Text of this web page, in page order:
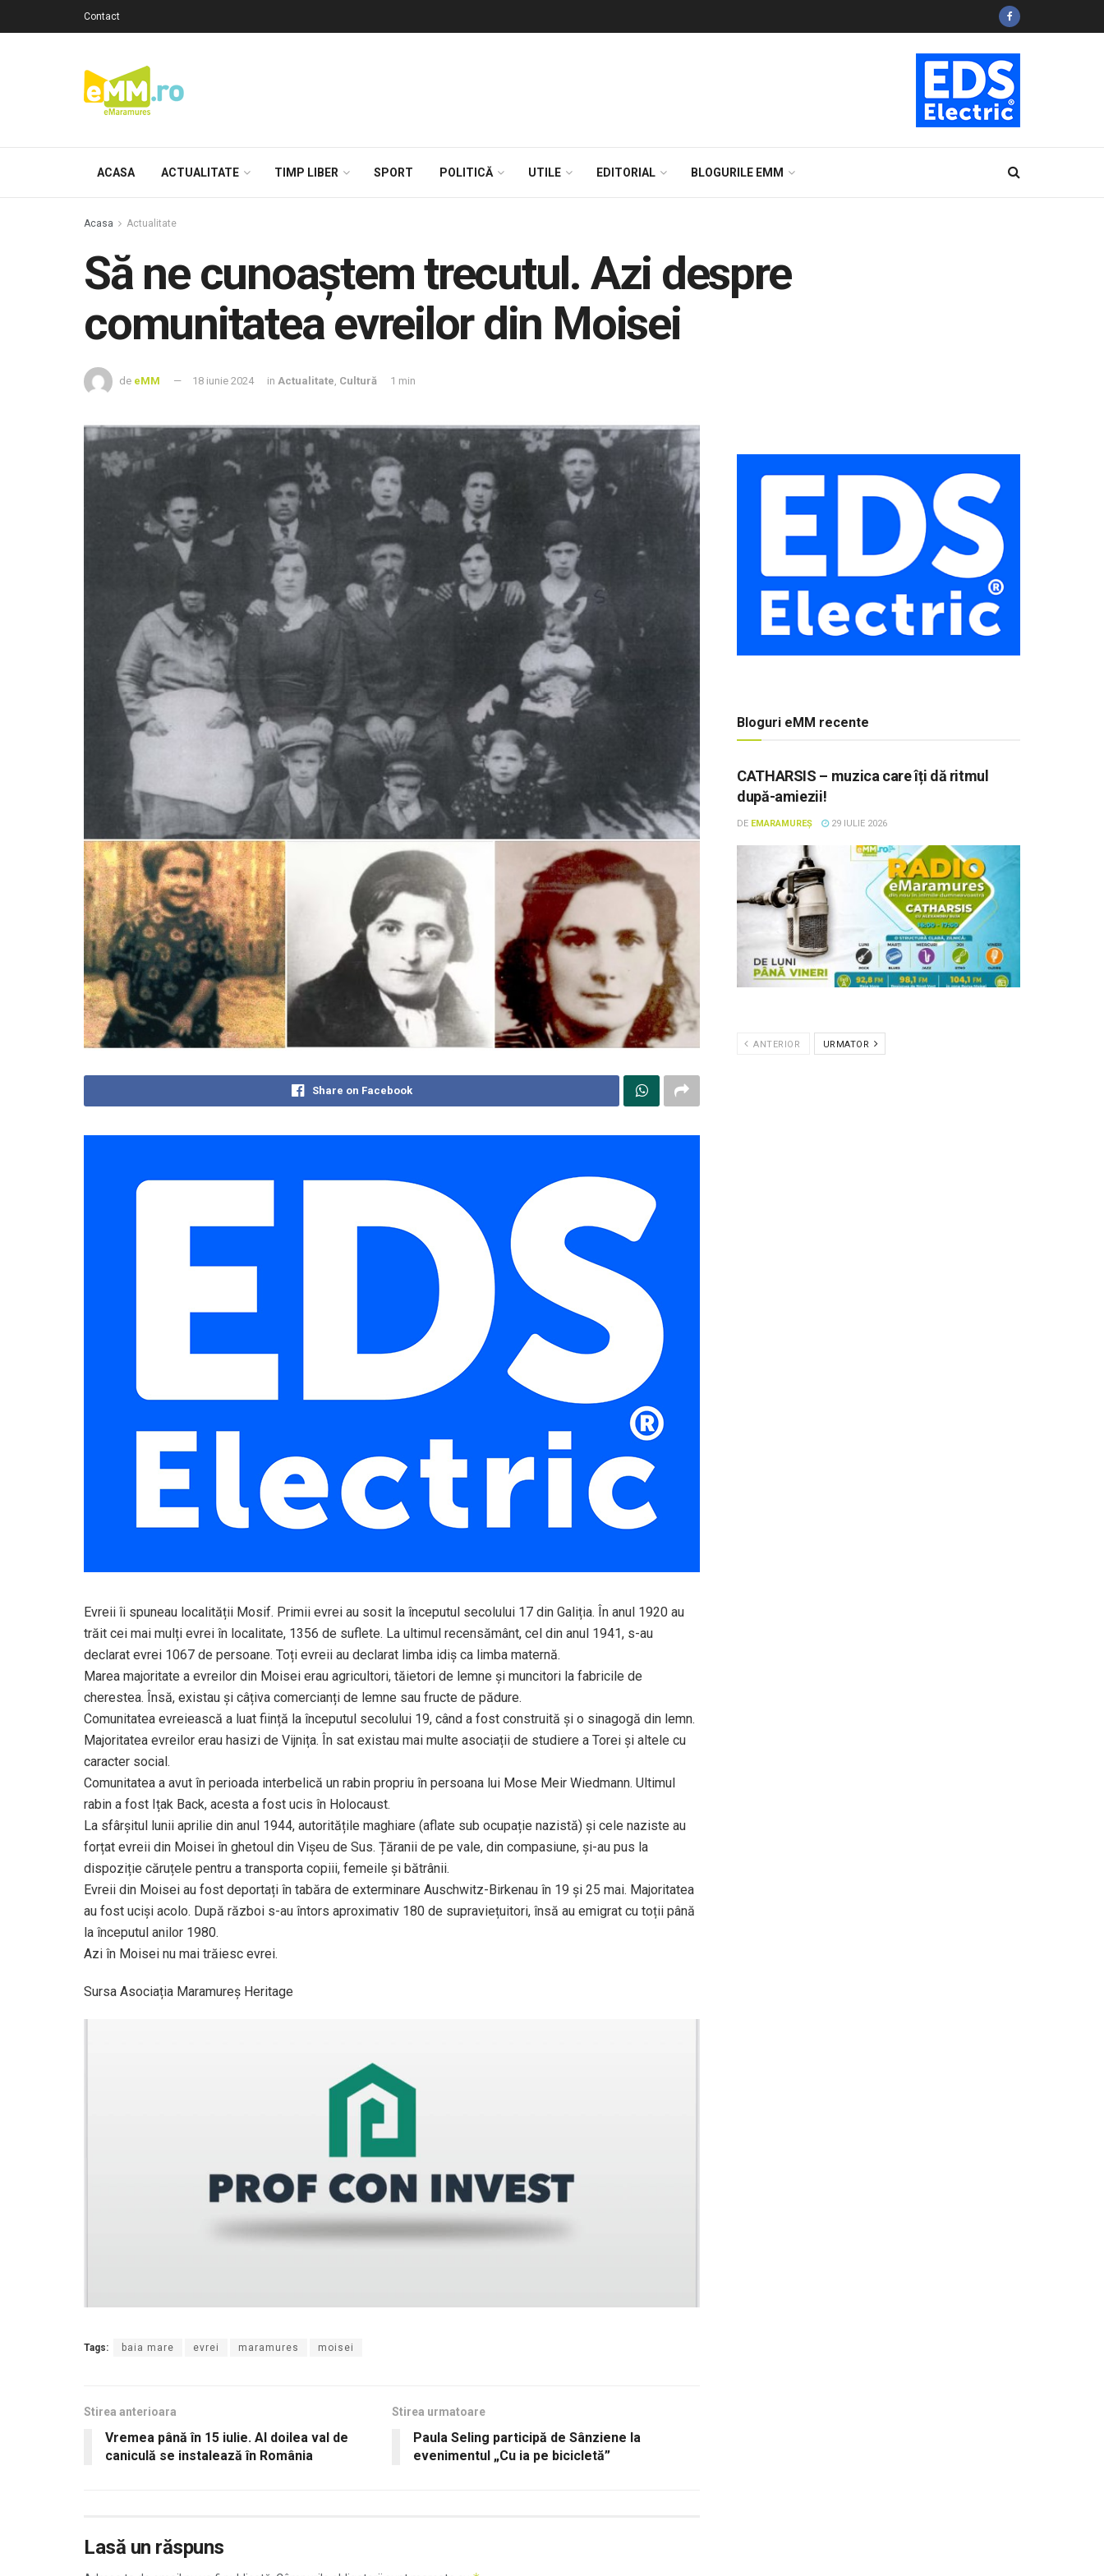
Contact
ACASA ACTUALITATE TIMP LIBER SPORT POLITICĂ UTILE EDITORIAL BLOGURILE EMM
Acasa Actualitate
Să ne cunoaştem trecutul. Azi despre
comunitatea evreilor din Moisei
de eMM 18 iunie 2024 in Actualitate, Cultură 1 min
Share on Facebook
Evreii îi spuneau localității Mosif. Primii evrei au sosit la începutul secolului 17 din Galiția. În anul 1920 au
trăit cei mai mulți evrei în localitate, 1356 de suflete. La ultimul recensământ, cel din anul 1941, s-au
declarat evrei 1067 de persoane. Toți evreii au declarat limba idiș ca limba maternă.
Marea majoritate a evreilor din Moisei erau agricultori, tăietori de lemne și muncitori la fabricile de
cherestea. Însă, existau și câțiva comercianți de lemne sau fructe de pădure.
Comunitatea evreiească a luat ființă la începutul secolului 19, când a fost construită și o sinagogă din lemn.
Majoritatea evreilor erau hasizi de Vijnița. În sat existau mai multe asociații de studiere a Torei și altele cu
caracter social.
Comunitatea a avut în perioada interbelică un rabin propriu în persoana lui Mose Meir Wiedmann. Ultimul
rabin a fost Ițak Back, acesta a fost ucis în Holocaust.
La sfârșitul lunii aprilie din anul 1944, autoritățile maghiare (aflate sub ocupație nazistă) și cele naziste au
forțat evreii din Moisei în ghetoul din Vișeu de Sus. Țăranii de pe vale, din compasiune, și-au pus la
dispoziție căruțele pentru a transporta copiii, femeile și bătrânii.
Evreii din Moisei au fost deportați în tabăra de exterminare Auschwitz-Birkenau în 19 și 25 mai. Majoritatea
au fost uciși acolo. După război s-au întors aproximativ 180 de supraviețuitori, însă au emigrat cu toții până
la începutul anilor 1980.
Azi în Moisei nu mai trăiesc evrei.
Sursa Asociația Maramureș Heritage
Tags: baia mare evrei maramures moisei
Stirea anterioara
Vremea până în 15 iulie. Al doilea val de
caniculă se instalează în România
Stirea urmatoare
Paula Seling participă de Sânziene la
evenimentul „Cu ia pe bicicletă”
Lasă un răspuns
Bloguri eMM recente
CATHARSIS – muzica care îți dă ritmul
după-amiezii!
DE EMARAMUREȘ 29 IULIE 2026
ANTERIOR URMATOR